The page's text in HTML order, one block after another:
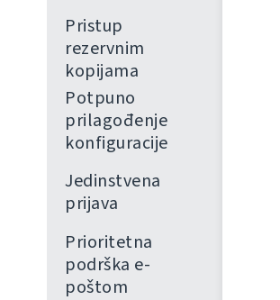
Pristup
rezervnim
kopijama
Potpuno
prilagođenje
konfiguracije
Jedinstvena
prijava
Prioritetna
podrška e-
poštom